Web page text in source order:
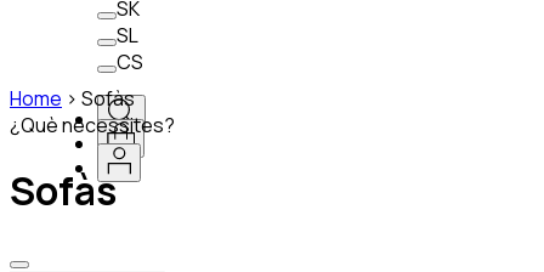
SK
SL
CS
Home > Sofàs
¿Què necessites?
Sofàs